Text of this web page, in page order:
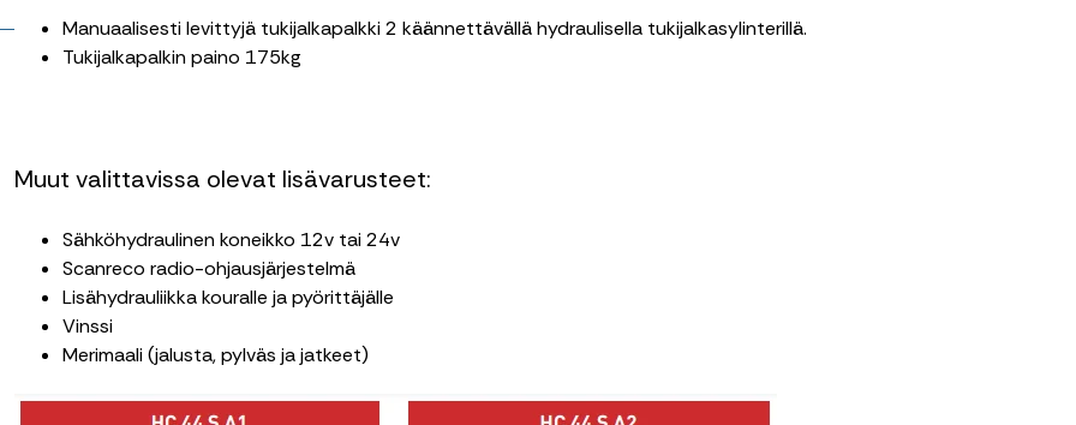
Manuaalisesti levittyjä tukijalkapalkki 2 käännettävällä hydraulisella tukijalkasylinterillä.
Tukijalkapalkin paino 175kg
Muut valittavissa olevat lisävarusteet:
Sähköhydraulinen koneikko 12v tai 24v
Scanreco radio-ohjausjärjestelmä
Lisähydrauliikka kouralle ja pyörittäjälle
Vinssi
Merimaali (jalusta, pylväs ja jatkeet)